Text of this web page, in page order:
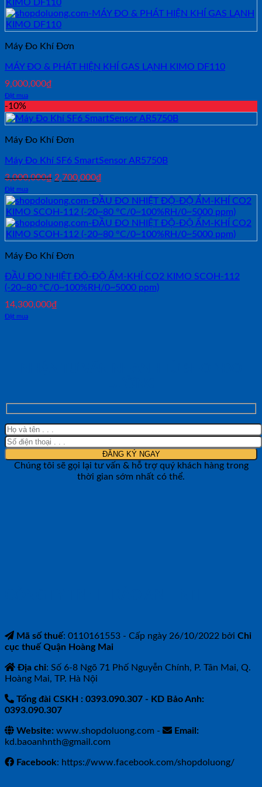
Máy Đo Khí Đơn
MÁY ĐO & PHÁT HIỆN KHÍ GAS LẠNH KIMO DF110
9,000,000₫
Đặt mua
-10%
Máy Đo Khí Đơn
Máy Đo Khí SF6 SmartSensor AR5750B
3,000,000₫ Giá
là:
3,000,000₫.
2,700,000₫
tại
là:
2,700,000₫.
Đặt mua
Máy Đo Khí Đơn
ĐẦU ĐO NHIỆT ĐỘ-ĐỘ ẨM-KHÍ CO2 KIMO SCOH-112
(-20~80 °C/0~100%RH/0~5000 ppm)
14,300,000₫
Đặt mua
Chúng tôi sẽ gọi lại tư vấn & hỗ trợ quý khách hàng trong
thời gian sớm nhất có thể.
Mã số thuế: 0110161553 - Cấp ngày 26/10/2022 bởi Chi
cục thuế Quận Hoàng Mai
Địa chỉ: Số 6-8 Ngõ 71 Phố Nguyễn Chính, P. Tân Mai, Q.
Hoàng Mai, TP. Hà Nội
Tổng đài CSKH : 0393.090.307 - KD Bảo Anh:
0393.090.307
Website: www.shopdoluong.com -
Email:
kd.baoanhnth@gmail.com
Facebook: https://www.facebook.com/shopdoluong/